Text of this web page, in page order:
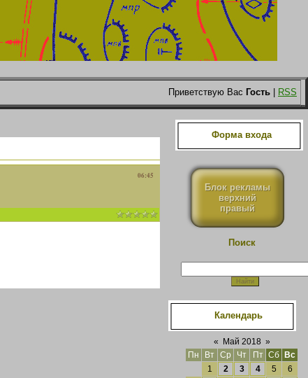
Приветствую Вас Гость RSS
06:45
Форма входа
Блок рекламы
верхний
правый
Поиск
Календарь
« Май 2018 »
Пн
Вт Ср Чт Пт Сб
Вс
1
2 3 4 5
6